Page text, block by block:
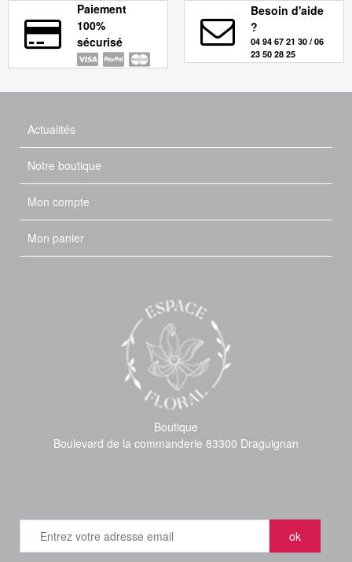
Paiement
100%
sécurisé
Besoin d'aide
?
04 94 67 21 30 / 06
23 50 28 25
Actualités
Notre boutique
Mon compte
Mon panier
Boutique
Boulevard de la commanderie 83300 Draguignan